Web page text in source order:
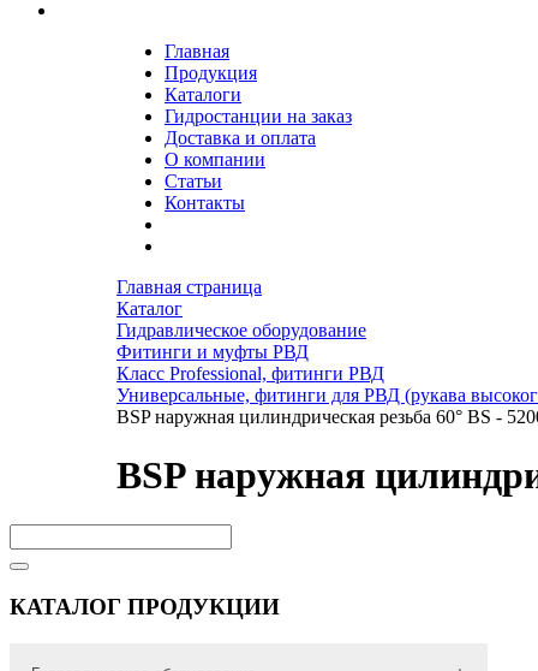
Главная
Продукция
Каталоги
Гидростанции на заказ
Доставка и оплата
О компании
Статьи
Контакты
Главная страница
Каталог
Гидравлическое оборудование
Фитинги и муфты РВД
Класс Professional, фитинги РВД
Универсальные, фитинги для РВД (рукава
BSP наружная цилиндрическая резьба 60° BS -
BSP наружная
КАТАЛОГ ПРОДУКЦИИ